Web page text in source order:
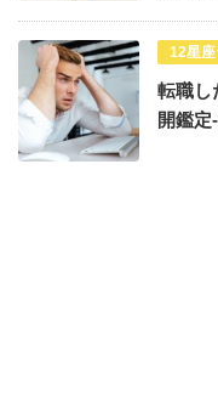
12星
転職し
開鑑定